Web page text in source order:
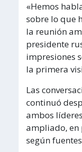
«Hemos
sobre lo que
la reunión
presidente
impresiones
la primera
Las
continuó
ambos
ampliado, en
según